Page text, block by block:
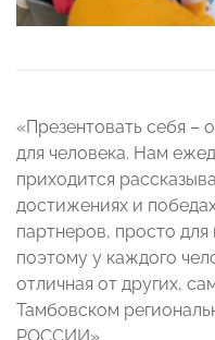
«Презентовать себя –
для человека. Нам
приходится
достижениях и
партнеров, просто
поэтому у каждого
отличная от других,
Тамбовском